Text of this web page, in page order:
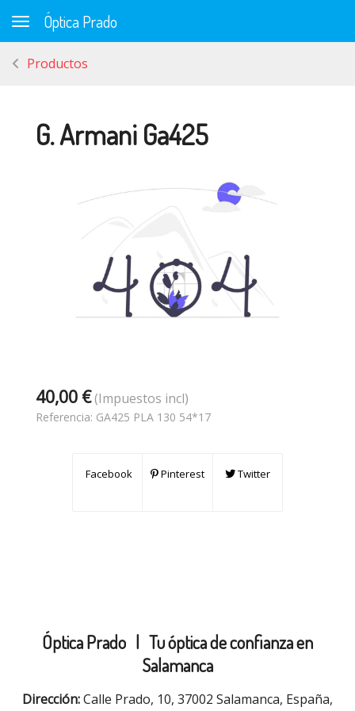
Toggle navigation
Óptica Prado
Productos
G. Armani Ga425
40,00 €(Impuestos incl)
Referencia: GA425 PLA 130 54*17
Facebook Pinterest Twitter
Óptica Prado | Tu óptica de confianza en
Salamanca
Dirección:Calle Prado, 10, 37002 Salamanca, España,